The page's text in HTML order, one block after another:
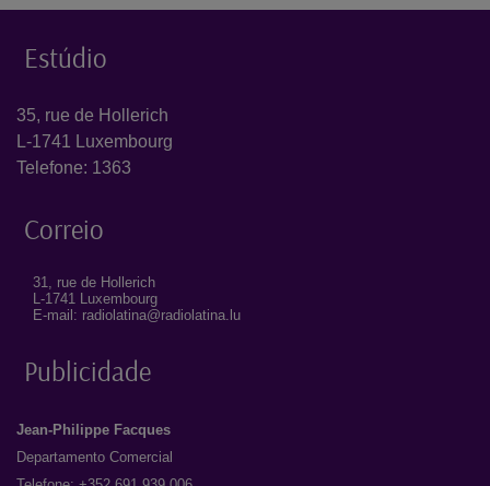
Estúdio
35, rue de Hollerich
L-1741 Luxembourg
Telefone: 1363
Correio
31, rue de Hollerich
L-1741 Luxembourg
E-mail: radiolatina@radiolatina.lu
Publicidade
Jean-Philippe Facques
Departamento Comercial